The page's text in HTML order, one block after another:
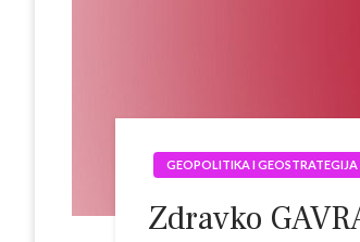
GEOPOLITIKA I GEOSTRATEGIJA
Zdravko